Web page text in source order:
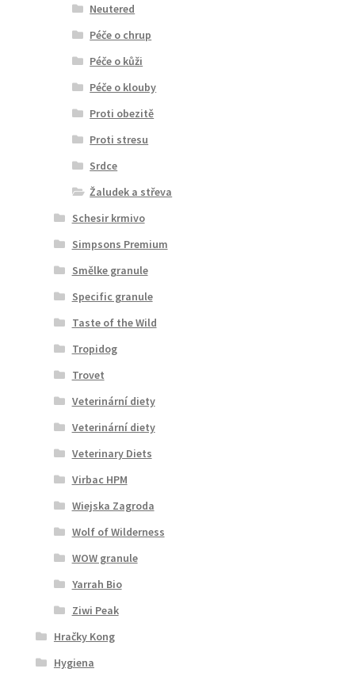
Neutered
Péče o chrup
Péče o kůži
Péče o klouby
Proti obezitě
Proti stresu
Srdce
Žaludek a střeva
Schesir krmivo
Simpsons Premium
Smělke granule
Specific granule
Taste of the Wild
Tropidog
Trovet
Veterinární diety
Veterinární diety
Veterinary Diets
Virbac HPM
Wiejska Zagroda
Wolf of Wilderness
WOW granule
Yarrah Bio
Ziwi Peak
Hračky Kong
Hygiena